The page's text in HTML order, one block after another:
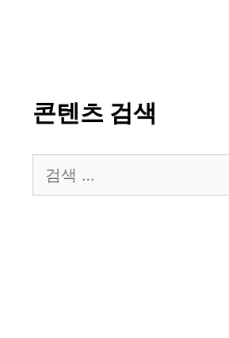
콘텐츠 검색
색: